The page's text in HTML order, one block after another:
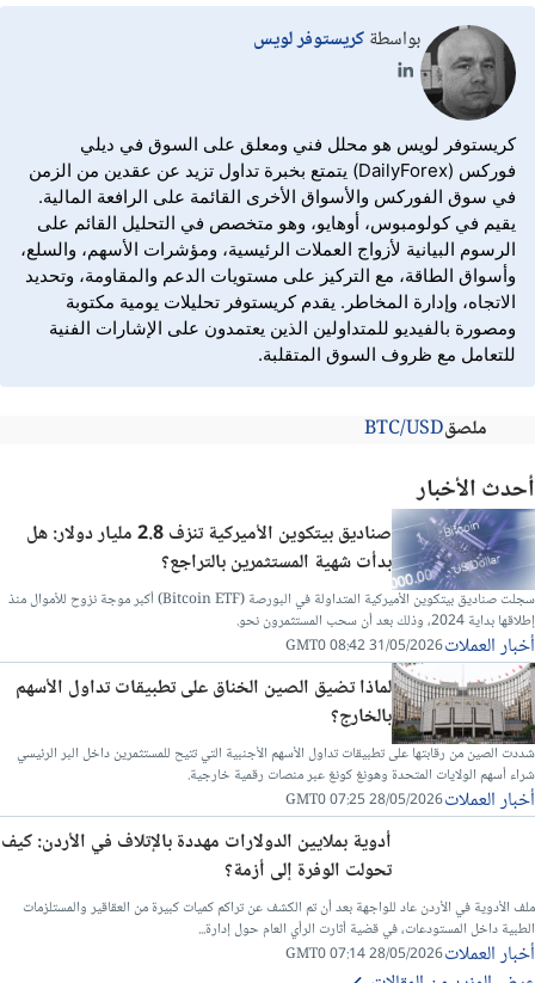
بواسطةكريستوفر لويس
كريستوفر لويس هو محلل فني ومعلق على السوق في ديلي
فوركس (DailyForex) يتمتع بخبرة تداول تزيد عن عقدين من الزمن
في سوق الفوركس والأسواق الأخرى القائمة على الرافعة المالية.
يقيم في كولومبوس، أوهايو، وهو متخصص في التحليل القائم على
الرسوم البيانية لأزواج العملات الرئيسية، ومؤشرات الأسهم، والسلع،
وأسواق الطاقة، مع التركيز على مستويات الدعم والمقاومة، وتحديد
الاتجاه، وإدارة المخاطر. يقدم كريستوفر تحليلات يومية مكتوبة
ومصورة بالفيديو للمتداولين الذين يعتمدون على الإشارات الفنية
للتعامل مع ظروف السوق المتقلبة.
ملصقBTC/USD
أحدث الأخبار
صناديق بيتكوين الأميركية تنزف 2.8 مليار دولار: هل
بدأت شهية المستثمرين بالتراجع؟
سجلت صناديق بيتكوين الأميركية المتداولة في البورصة (Bitcoin ETF) أكبر موجة نزوح للأموال منذ
إطلاقها بداية 2024، وذلك بعد أن سحب المستثمرون نحو.
أخبار العملات31/05/2026 08:42 GMT0
لماذا تضيق الصين الخناق على تطبيقات تداول الأسهم
بالخارج؟
شددت الصين من رقابتها على تطبيقات تداول الأسهم الأجنبية التي تتيح للمستثمرين داخل البر الرئيسي
شراء أسهم الولايات المتحدة وهونغ كونغ عبر منصات رقمية خارجية.
أخبار العملات28/05/2026 07:25 GMT0
أدوية بملايين الدولارات مهددة بالإتلاف في الأردن: كيف
تحولت الوفرة إلى أزمة؟
ملف الأدوية في الأردن عاد للواجهة بعد أن تم الكشف عن تراكم كميات كبيرة من العقاقير والمستلزمات
الطبية داخل المستودعات، في قضية أثارت الرأي العام حول إدارة...
أخبار العملات28/05/2026 07:14 GMT0